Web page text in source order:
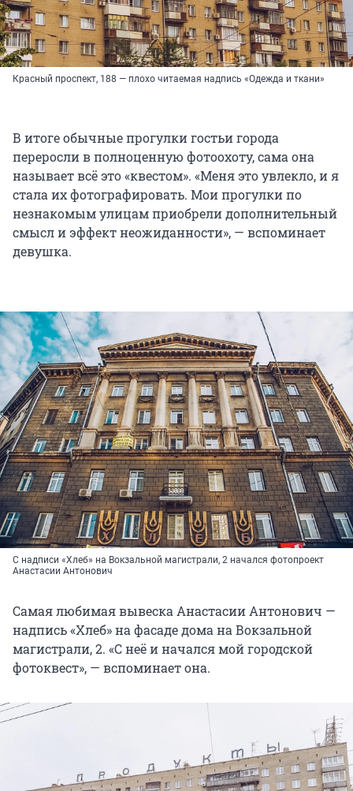
Красный проспект, 188 — плохо читаемая надпись «Одежда и ткани»
В итоге обычные прогулки гостьи города
переросли в полноценную фотоохоту, сама она
называет всё это «квестом». «Меня это увлекло, и я
стала их фотографировать. Мои прогулки по
незнакомым улицам приобрели дополнительный
смысл и эффект неожиданности», — вспоминает
девушка.
С надписи «Хлеб» на Вокзальной магистрали, 2 начался фотопроект
Анастасии Антонович
Самая любимая вывеска Анастасии Антонович —
надпись «Хлеб» на фасаде дома на Вокзальной
магистрали, 2. «С неё и начался мой городской
фотоквест», — вспоминает она.